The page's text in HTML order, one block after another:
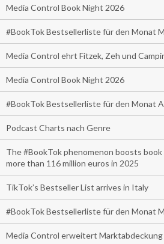
Media Control Book Night 2026
#BookTok Bestsellerliste für den Monat
Media Control ehrt Fitzek, Zeh und
Media Control Book Night 2026
#BookTok Bestsellerliste für den Monat
Podcast Charts nach Genre
The #BookTok phenomenon boosts
more than 116 million euros in 2025
TikTok’s Bestseller List arrives in Italy
#BookTok Bestsellerliste für den Monat
Media Control erweitert Marktabdeckung